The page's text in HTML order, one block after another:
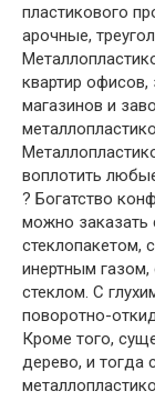
пластикового
арочные,
квартир
магазинов и
воплотить
? Богатство
можно
стеклопакетом,
инертным
стеклом. С
поворотно-
Кроме того,
дерево, и тогда